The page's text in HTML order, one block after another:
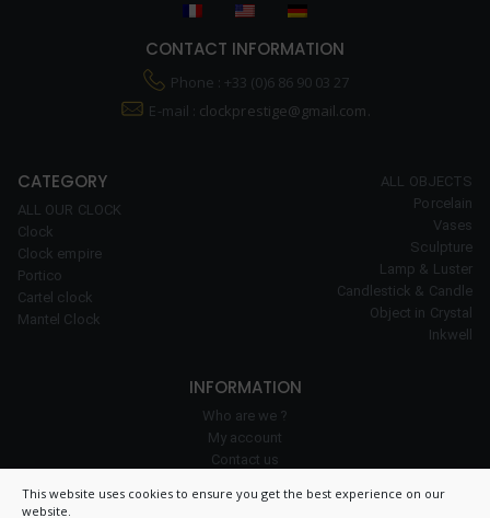
This website uses cookies to ensure you get the best experience on our
website.
CONTACT INFORMATION
Phone : +33 (0)6 86 90 03 27
E-mail : clockprestige@gmail.com.
CATEGORY
ALL OUR CLOCK
Clock
Clock empire
Portico
Cartel clock
Mantel Clock
ALL OBJECTS
Porcelain
Vases
Sculpture
Lamp & Luster
Candlestick & Candle
Object in Crystal
Inkwell
INFORMATION
Who are we ?
My account
Contact us
Cookie policy